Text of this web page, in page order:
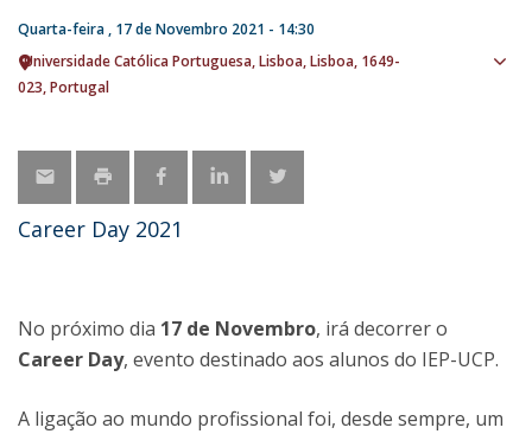
Quarta-feira , 17 de Novembro 2021 - 14:30
Universidade Católica Portuguesa Lisboa Lisboa 1649-
023 Portugal
Career Day 2021
No próximo dia 17 de Novembro, irá decorrer o
Career Day, evento destinado aos alunos do IEP-UCP.
A ligação ao mundo profissional foi, desde sempre, um